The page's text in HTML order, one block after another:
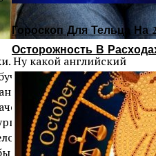
Гороскоп Для Тельца На
Осторожность В
Ну какой английский
и носителей
все для родных
и огородом.
потом банки крутит. А
лето.
я занималась огородом?!